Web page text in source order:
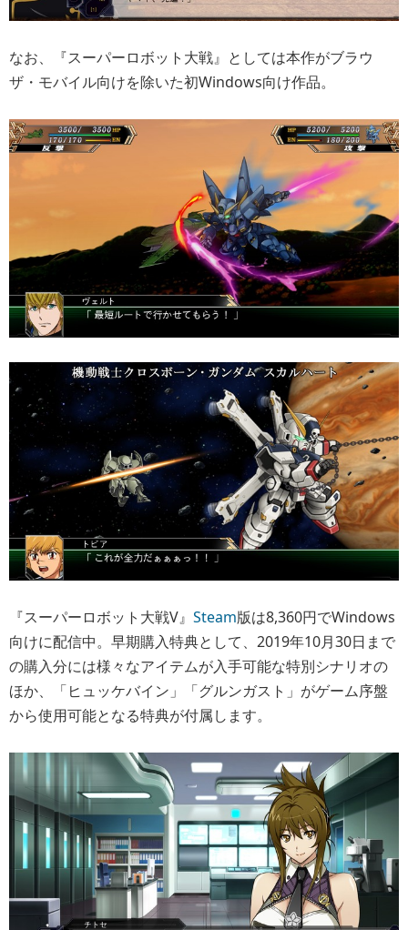
なお、『スーパーロボット大戦』としては本作がブラウ
ザ・モバイル向けを除いた初Windows向け作品。
『スーパーロボット大戦V』 Steam版は8,360円でWindows
向けに配信中。早期購入特典として、2019年10月30日まで
の購入分には様々なアイテムが入手可能な特別シナリオの
ほか、「ヒュッケバイン」「グルンガスト」がゲーム序盤
から使用可能となる特典が付属します。